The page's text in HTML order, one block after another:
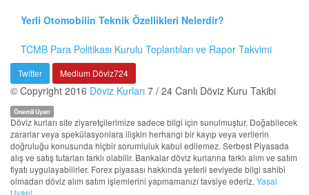
Yerli Otomobilin Teknik Özellikleri Nelerdir?
TCMB Para Politikası Kurulu Toplantıları ve Rapor Takvimi
Twitter Medium Döviz724
© Copyright 2016 Döviz Kurları 7 / 24 Canlı Döviz Kuru Takibi
Önemli Uyarı
Döviz kurları site ziyaretçilerimize sadece bilgi için sunulmuştur. Doğabilecek
zararlar veya spekülasyonlara ilişkin herhangi bir kayıp veya verilerin
doğruluğu konusunda hiçbir sorumluluk kabul edilemez. Serbest Piyasada
alış ve satış tutarları farklı olabilir. Bankalar döviz kurlarına farklı alım ve satım
fiyatı uygulayabilirler. Forex piyasası hakkında yeterli seviyede bilgi sahibi
olmadan döviz alım satım işlemlerini yapmamanızı tavsiye ederiz. Yasal
Uyarı!